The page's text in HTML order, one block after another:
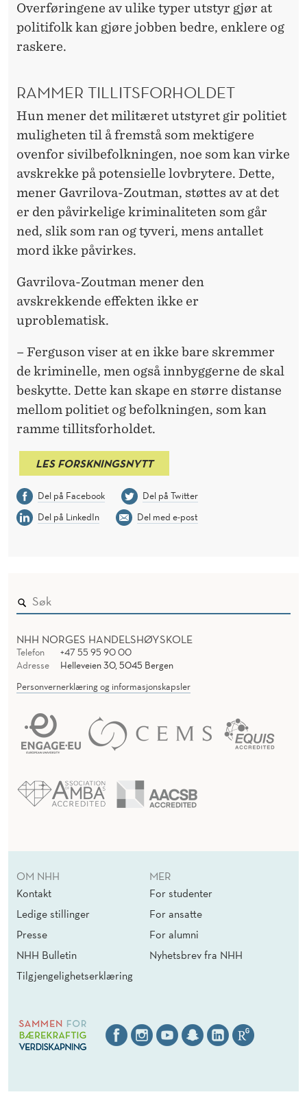
Overføringene av ulike typer utstyr gjør at
politifolk kan gjøre jobben bedre, enklere og
raskere.
RAMMER TILLITSFORHOLDET
Hun mener det militæret utstyret gir politiet
muligheten til å fremstå som mektigere
ovenfor sivilbefolkningen, noe som kan virke
avskrekke på potensielle lovbrytere. Dette,
mener Gavrilova-Zoutman, støttes av at det
er den påvirkelige kriminaliteten som går
ned, slik som ran og tyveri, mens antallet
mord ikke påvirkes.
Gavrilova-Zoutman mener den
avskrekkende effekten ikke er
uproblematisk.
– Ferguson viser at en ikke bare skremmer
de kriminelle, men også innbyggerne de skal
beskytte. Dette kan skape en større distanse
mellom politiet og befolkningen, som kan
ramme tillitsforholdet.
LES FORSKNINGSNYTT
Del på Facebook
Del på Twitter
Del på LinkedIn
Del med e-post
NHH NORGES HANDELSHØYSKOLE
Telefon
+47 55 95 90 00
Adresse
Helleveien 30, 5045 Bergen
Personvernerklæring og informasjonskapsler
OM NHH
Kontakt
Ledige stillinger
Presse
NHH Bulletin
Tilgjengelighetserklæring
MER
For studenter
For ansatte
For alumni
Nyhetsbrev fra NHH